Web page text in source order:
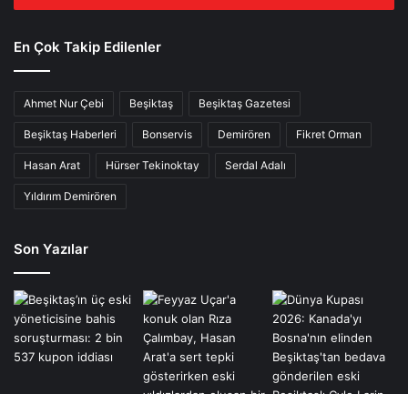
En Çok Takip Edilenler
Ahmet Nur Çebi Beşiktaş Beşiktaş Gazetesi
Beşiktaş Haberleri Bonservis Demirören Fikret Orman
Hasan Arat Hürser Tekinoktay Serdal Adalı
Yıldırım Demirören
Son Yazılar